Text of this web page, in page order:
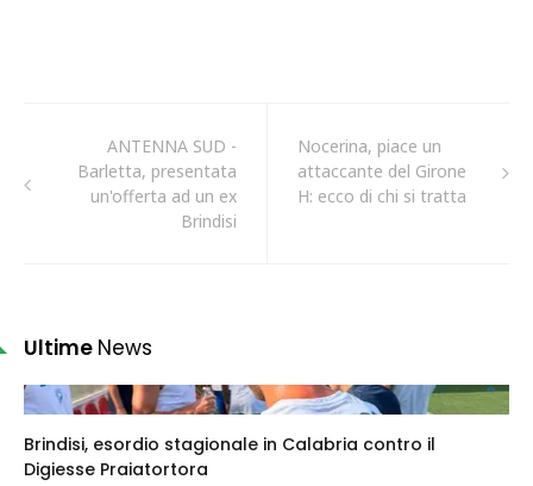
ANTENNA SUD -
Barletta, presentata
un'offerta ad un ex
Brindisi
Nocerina, piace un
attaccante del Girone
H: ecco di chi si tratta
Ultime News
Brindisi, esordio stagionale in Calabria contro il
Digiesse Praiatortora